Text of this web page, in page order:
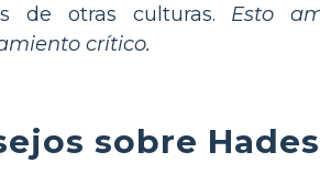
de otras culturas. Esto
crítico.
sobre